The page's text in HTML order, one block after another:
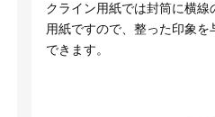
クライン用紙では封筒に横線
用紙ですので、整った印象を
できます。